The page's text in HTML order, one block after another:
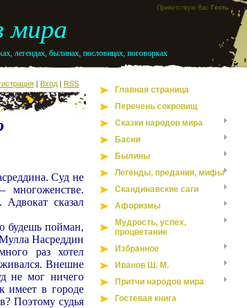
Приветствую Вас Гость
мира
легендах, былинах, пословицах, поговорках
| Вход | RSS
Суд не
сказал
будешь пойман,
Насреддин
раз хотел
Внешне
не мог ничего
имеет в городе
Поэтому судья
Главная страница
Перечень сокровищ
Сказки народов мира
Басни
Былины
Легенды, предания, мифы
Скандинавские саги
Афоризмы
Мудрость, успех,
процветание
Избранное
Иванов Ш. М.
Притчи народов мира
Гостевая книга